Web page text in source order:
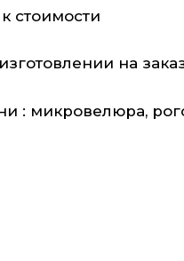
стоимости
на
: микровелюра,